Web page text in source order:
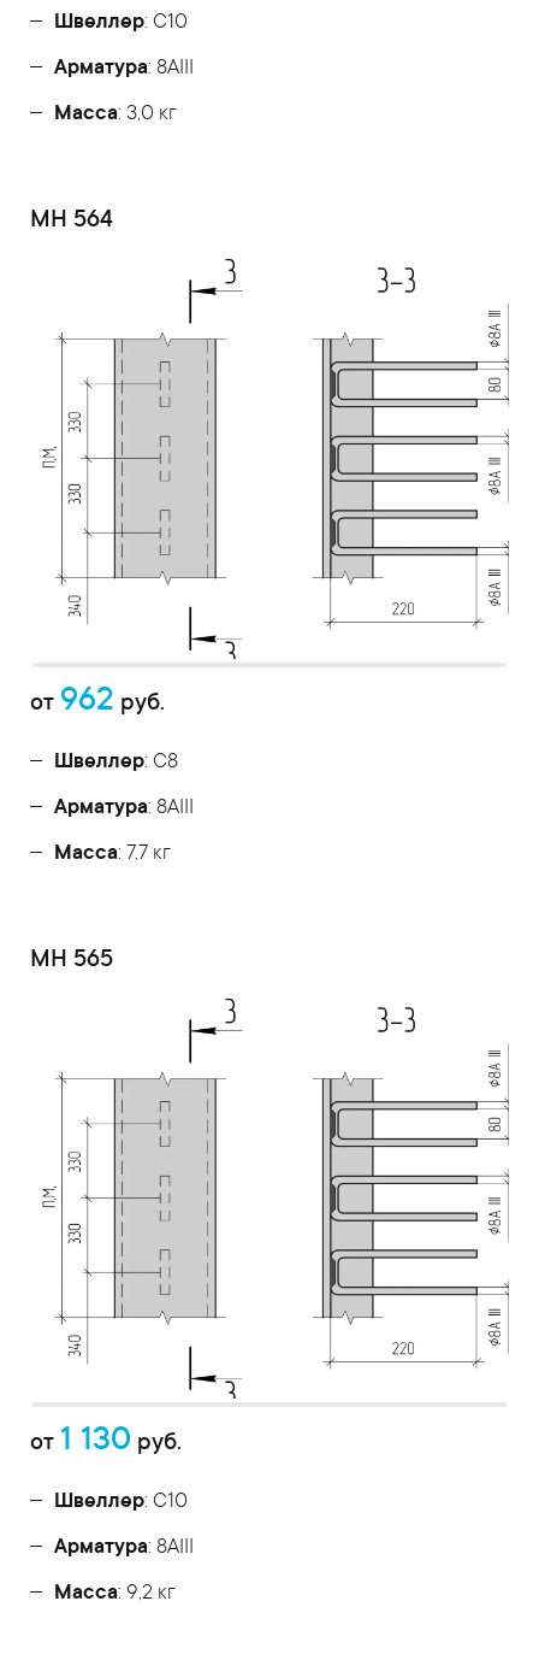
Швеллер: С10
Арматура: 8AIII
Масса: 3,0 кг
МН 564
от 962 руб.
Швеллер: С8
Арматура: 8AIII
Масса: 7,7 кг
МН 565
от 1 130 руб.
Швеллер: С10
Арматура: 8AIII
Масса: 9,2 кг